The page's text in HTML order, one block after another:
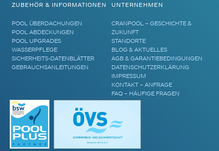
ZUBEHÖR & INFORMATIONEN
POOL ÜBERDACHUNGEN
POOL ABDECKUNGEN
POOL UPGRADES
WASSERPFLEGE
SICHERHEITS-DATENBLÄTTER
GEBRAUCHSANLEITUNGEN
UNTERNEHMEN
CRANPOOL – GESCHICHTE &
ZUKUNFT
STANDORTE
BLOG & AKTUELLES
AGB & GARANTIEBEDINGUNGEN
DATENSCHUTZERKLÄRUNG
IMPRESSUM
KONTAKT – ANFRAGE
FAQ – HÄUFIGE FRAGEN